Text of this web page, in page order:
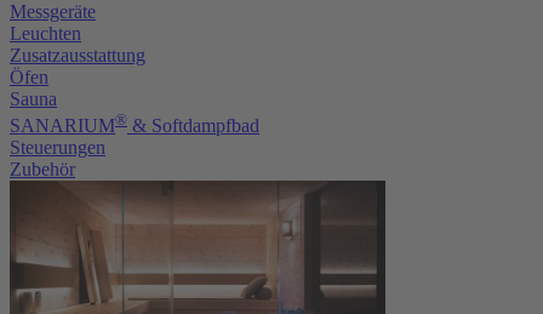
Messgeräte
Leuchten
Zusatzausstattung
Öfen
Sauna
SANARIUM® & Softdampfbad
Steuerungen
Zubehör